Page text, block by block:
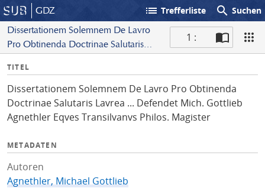
GDZ list Trefferliste search Suchen
Dissertationem Solemnem De Lavro
Pro Obtinenda Doctrinae Salutaris
Agnethler Eqves Transilvanvs
Philos. Magister
1 :
I
f
o
TITEL
Dissertationem Solemnem De Lavro Pro Obtinenda
Doctrinae Salutaris Lavrea ... Defendet Mich. Gottlieb
Agnethler Eqves Transilvanvs Philos. Magister
METADATEN
Autoren
Agnethler, Michael Gottlieb